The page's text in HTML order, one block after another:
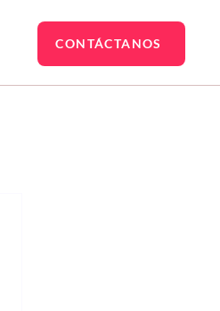
CONTÁCTANOS